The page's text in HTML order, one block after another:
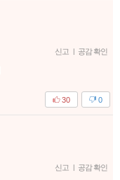
신고 | 공감 확인
0
30
신고 | 공감 확인